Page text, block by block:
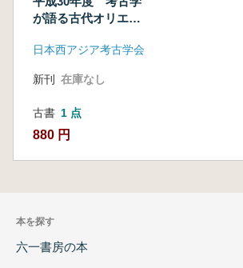
が語る古代オリエン
日本西アジア考古学会
新刊 在庫なし
古書 1 点
880 円
本を探す
六一書房の本